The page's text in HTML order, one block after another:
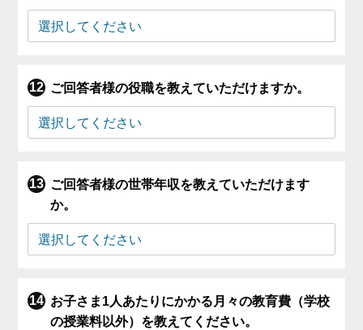
ご回答者様の役職を教えていただけますか。
ご回答者様の世帯年収を教えていただけます
か。
お子さま1人あたりにかかる月々の教育費（学校
の授業料以外）を教えてください。